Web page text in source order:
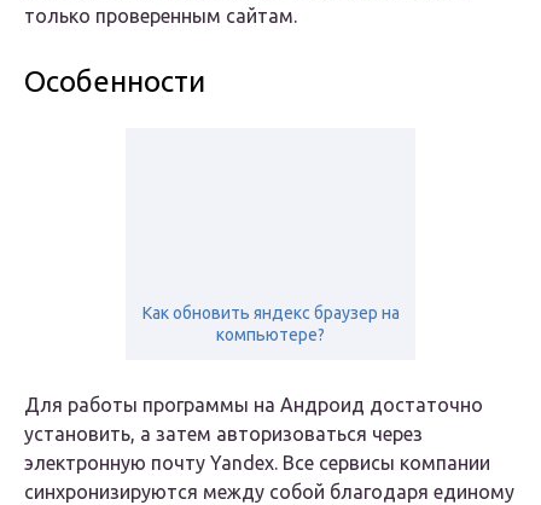
только проверенным сайтам.
Особенности
Как обновить яндекс браузер на
компьютере?
Для работы программы на Андроид достаточно
установить, а затем авторизоваться через
электронную почту Yandex. Все сервисы компании
синхронизируются между собой благодаря единому